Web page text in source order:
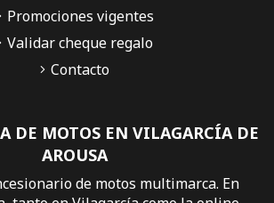
DE MOTOS EN VILAGARCÍA DE
AROUSA
de motos multimarca. En
Promociones vigentes
Validar cheque regalo
Contacto